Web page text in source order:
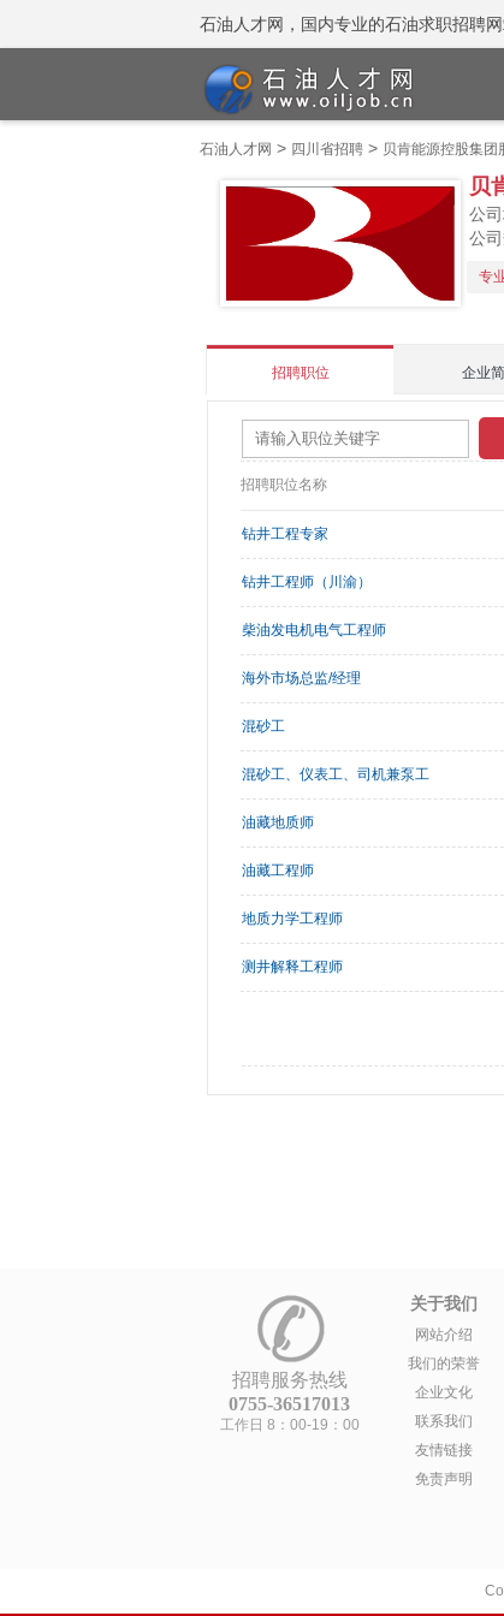
石油人才网，国内专业的石油求职招聘
石油人才网 > 四川省招聘> 贝肯能源控股集团
贝
公
公
专
招聘职位 企业
招聘职位名称
钻井工程专家
钻井工程师（川渝）
柴油发电机电气工程师
海外市场总监/经理
混砂工
混砂工、仪表工、司机兼泵工
油藏地质师
油藏工程师
地质力学工程师
测井解释工程师
招聘服务热线
0755-36517013
工作日 8：00-19：00
关于我们
网站介绍
我们的荣誉
企业文化
联系我们
友情链接
免责声明